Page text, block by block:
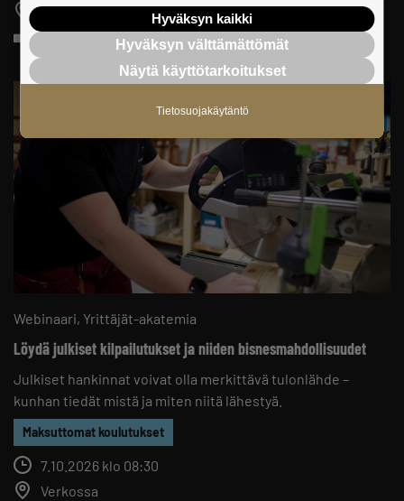
Verkossa
Perustaso
Webinaari Yrittäjät-akatemia
Löydä julkiset kilpailutukset ja niiden bisnesmahdollisuudet
Julkiset hankinnat voivat olla merkittävä tulonlähde –
kunhan tiedät mistä ja miten niitä lähestyä.
Maksuttomat koulutukset
7.10.2026 klo 08:30
Verkossa
Hyväksyn kaikki
Hyväksyn välttämättömät
Näytä käyttötarkoitukset
Tietosuojakäytäntö